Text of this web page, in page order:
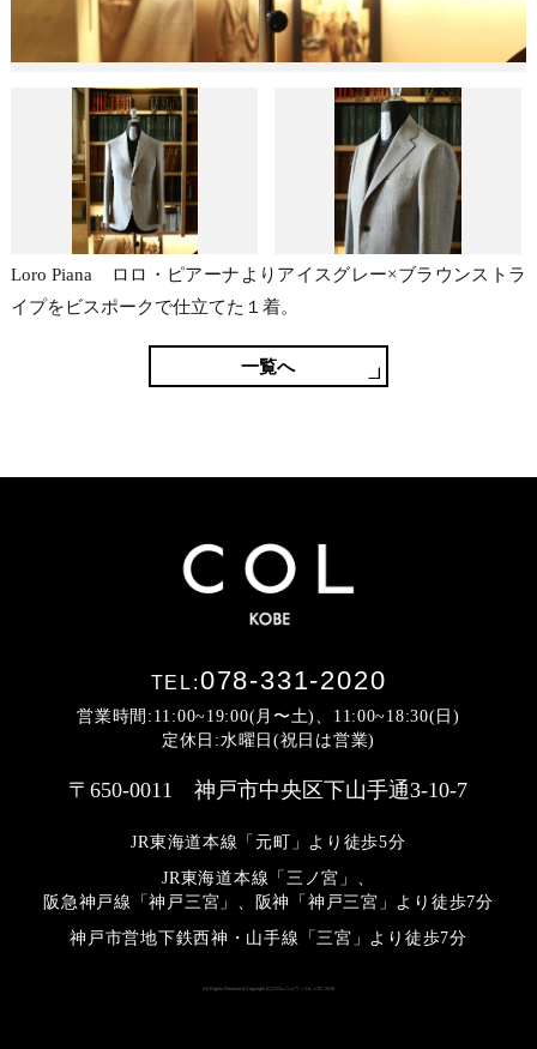
Loro Piana ロロ・ピアーナよりアイスグレー×ブラウンストラ
イプをビスポークで仕立てた１着。
一覧へ
TEL:078-331-2020
営業時間:11:00~19:00(月〜土)、11:00~18:30(日)
定休日:水曜日(祝日は営業)
〒650-0011 神戸市中央区下山手通3-10-7
JR東海道本線「元町」より徒歩5分
JR東海道本線「三ノ宮」、
阪急神戸線「神戸三宮」、阪神「神戸三宮」より 徒歩7分
神戸市営地下鉄西神・山手線「三宮」より徒歩7分
All Rights Reserved Copyright (C) COL<コルウ> Co., LTD. 2019